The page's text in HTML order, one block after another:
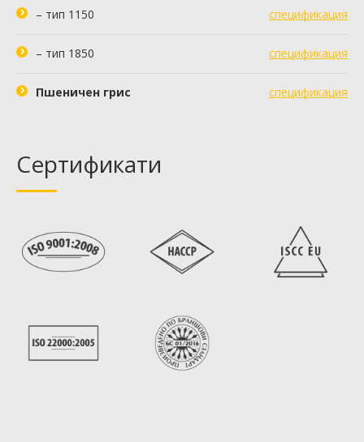
– тип 1150 спецификация
– тип 1850 спецификация
Пшеничен грис спецификация
Сертификати